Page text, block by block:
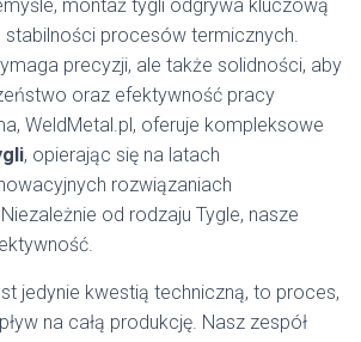
montaż tygli odgrywa kluczową
stabilności procesów termicznych.
precyzji, ale także solidności, aby
oraz efektywność pracy
WeldMetal.pl, oferuje kompleksowe
, opierając się na latach
rozwiązaniach
od rodzaju Tygle, nasze
jedynie kwestią techniczną, to proces,
na całą produkcję. Nasz zespół